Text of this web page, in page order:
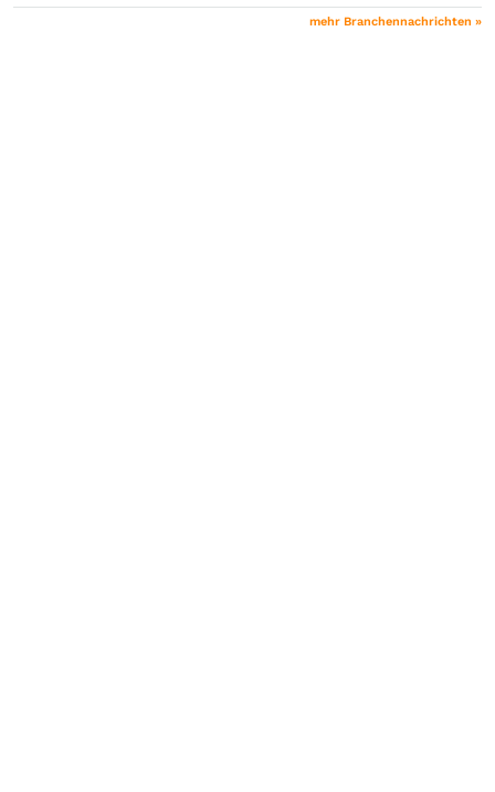
mehr Branchennachrichten »